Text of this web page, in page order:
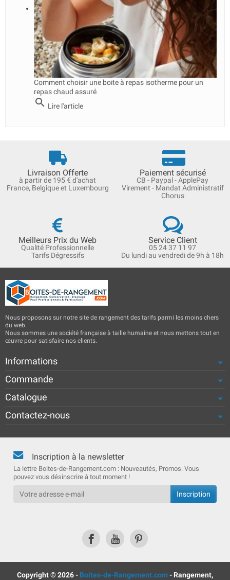
Comment choisir une boite à repas isotherme pour un
repas chaud assuré
search Lire l'article
Livraison Offerte
à partir de 195 € d'achat
France, Belgique et Luxembourg
Paiement sécurisé
CB - Paypal - ApplePay
Virement - Mandat Administratif
Chorus
Meilleurs Prix du Web
Qualité Professionnelle
Tarifs Dégressifs
Service Client
05 24 37 11 97
Du lundi au vendredi de 9h à 18h
Nous proposons sur notre site de rangement des tarifs parmi les moins chers
du web.
Nous sommes une société française à taille humaine et nous mettons tout en
œuvre pour satisfaire nos clients.
Informations
Commande
Catalogue
Contactez-nous
Inscription à la newsletter
La lettre Boites-de-Rangement.com : Nouveautés, Promos. Vous
pouvez vous désinscrire à tout moment !
Copyright © 2026 - Boites-de-Rangement.com- Rangement,